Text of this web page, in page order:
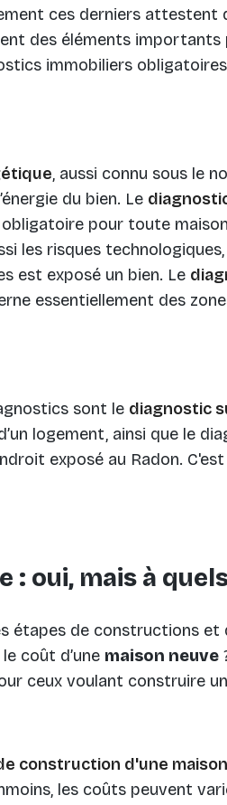
ces derniers attestent
des éléments
immobiliers
, aussi connu sous le
du bien. Le
pour toute
les risques
est exposé un bien. Le
essentiellement des
sont le diagnostic
logement, ainsi que le
exposé au Radon.
: oui, mais à
étapes de constructions
coût d’une maison neuve
ceux voulant construire
construction d'une
les coûts peuvent
technologies de suivi